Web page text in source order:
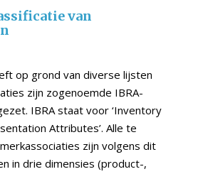
van
op grond van diverse lijsten
zijn zogenoemde IBRA-
IBRA staat voor ‘Inventory
Attributes’. Alle te
zijn volgens dit
in drie dimensies (product-,